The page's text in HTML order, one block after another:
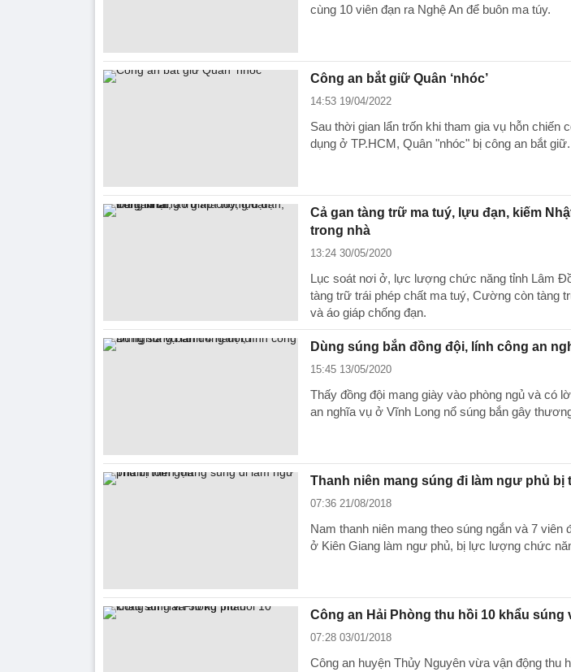
cùng 10 viên đạn ra Nghệ An để buôn ma túy.
Công an bắt giữ Quân ‘nhóc’
14:53 19/04/2022
Sau thời gian lẩn trốn khi tham gia vụ hỗn chiến
dụng ở TP.HCM, Quân "nhóc" bị công an bắt giữ.
Cả gan tàng trữ ma tuý, lựu đạn, kiếm
trong nhà
13:24 30/05/2020
Lục soát nơi ở, lực lượng chức năng tỉnh Lâm
tàng trữ trái phép chất ma tuý, Cường còn tàng
và áo giáp chống đạn.
Dùng súng bắn đồng đội, lính công an
15:45 13/05/2020
Thấy đồng đội mang giày vào phòng ngủ và có
an nghĩa vụ ở Vĩnh Long nổ súng bắn gây
Thanh niên mang súng đi làm ngư phủ bị
07:36 21/08/2018
Nam thanh niên mang theo súng ngắn và 7 viên
ở Kiên Giang làm ngư phủ, bị lực lượng chức
Công an Hải Phòng thu hồi 10 khẩu súng
07:28 03/01/2018
Công an huyện Thủy Nguyên vừa vận động thu